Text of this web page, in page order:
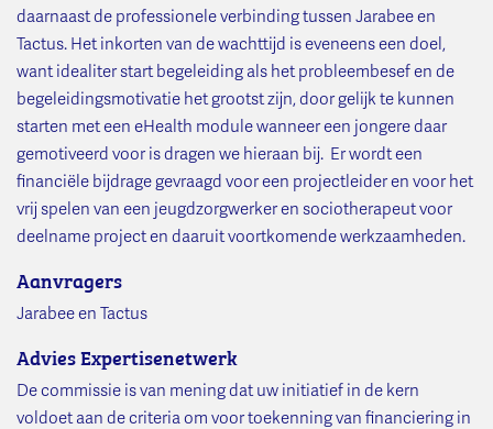
daarnaast de professionele verbinding tussen Jarabee en
Tactus. Het inkorten van de wachttijd is eveneens een doel,
want idealiter start begeleiding als het probleembesef en de
begeleidingsmotivatie het grootst zijn, door gelijk te kunnen
starten met een eHealth module wanneer een jongere daar
gemotiveerd voor is dragen we hieraan bij. Er wordt een
financiële bijdrage gevraagd voor een projectleider en voor het
vrij spelen van een jeugdzorgwerker en sociotherapeut voor
deelname project en daaruit voortkomende werkzaamheden.
Aanvragers
Jarabee en Tactus
Advies Expertisenetwerk
De commissie is van mening dat uw initiatief in de kern
voldoet aan de criteria om voor toekenning van financiering in